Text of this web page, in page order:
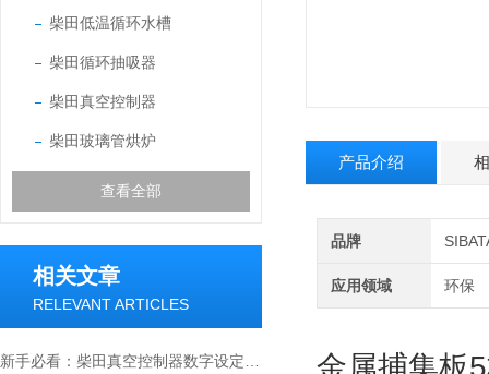
柴田低温循环水槽
柴田循环抽吸器
柴田真空控制器
柴田玻璃管烘炉
查看全部
相关文章
RELEVANT ARTICLES
产品介绍
品牌
应用领域 环保
金属捕集板